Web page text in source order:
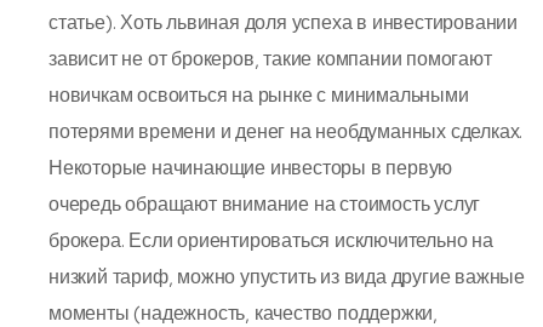
статье). Хоть львиная доля успеха в инвестировании
зависит не от брокеров, такие компании помогают
новичкам освоиться на рынке с минимальными
потерями времени и денег на необдуманных сделках.
Некоторые начинающие инвесторы в первую
очередь обращают внимание на стоимость услуг
брокера. Если ориентироваться исключительно на
низкий тариф, можно упустить из вида другие важные
моменты (надежность, качество поддержки,